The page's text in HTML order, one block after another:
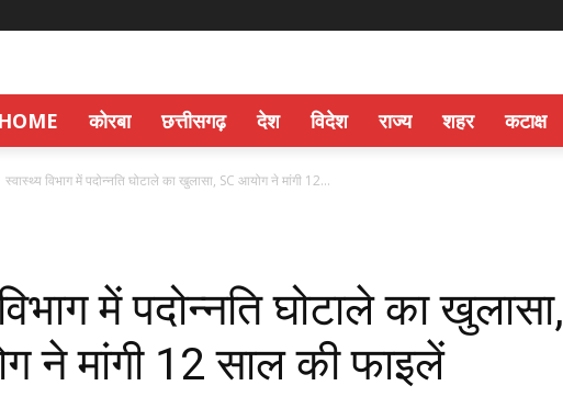
HOME कोरबा छत्तीसगढ़ देश विदेश राज्य शहर कटाक्ष
स्वास्थ्य विभाग में पदोन्नति घोटाले का खुलासा, SC आयोग ने मांगी 12...
में पदोन्नति घोटाले का खुलासा,
ने मांगी 12 साल की फाइलें